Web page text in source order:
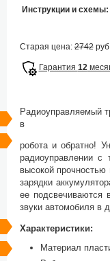
Инструкции и схемы:
Старая цена:2742
Гарантия 12
Радиоуправляемый
в
робота и обратно!
радиоуправлении с
высокой
зарядки
ее подсвечиваются
звуки автомобиля в
Характеристики:
Материал